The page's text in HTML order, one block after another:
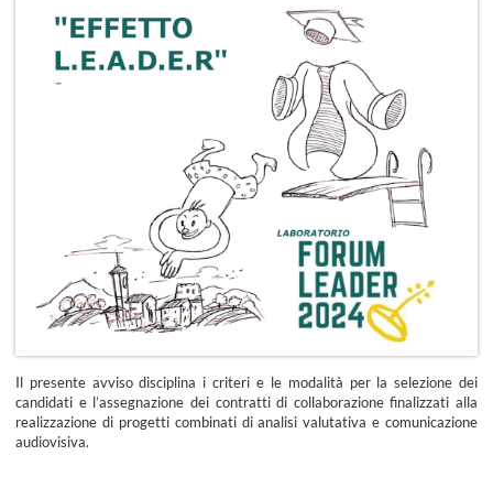
Il presente avviso disciplina i criteri e le modalità per la selezione dei
candidati e l’assegnazione dei contratti di collaborazione finalizzati alla
realizzazione di progetti combinati di analisi valutativa e comunicazione
audiovisiva.